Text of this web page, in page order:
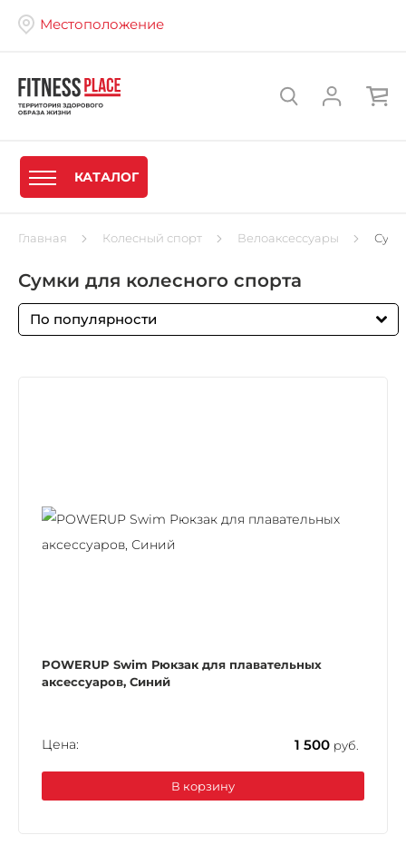
Местоположение
КАТАЛОГ
Главная Колесный спорт Велоаксессуары
Сумки для колесного спорта
По популярности
POWERUP Swim Рюкзак для плавательных
аксессуаров, Синий
Цена: 1 500 руб.
В корзину